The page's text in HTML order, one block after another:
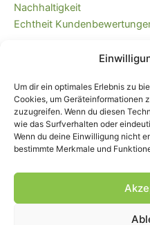
Um dir ein optimales Erlebnis zu
Cookies, um Geräteinformationen
zuzugreifen. Wenn du diesen
wie das Surfverhalten oder
Wenn du deine Einwilligung nicht
bestimmte Merkmale und
Nachhaltigkeit
Echtheit
Kaufvertrag widerrufen
immer